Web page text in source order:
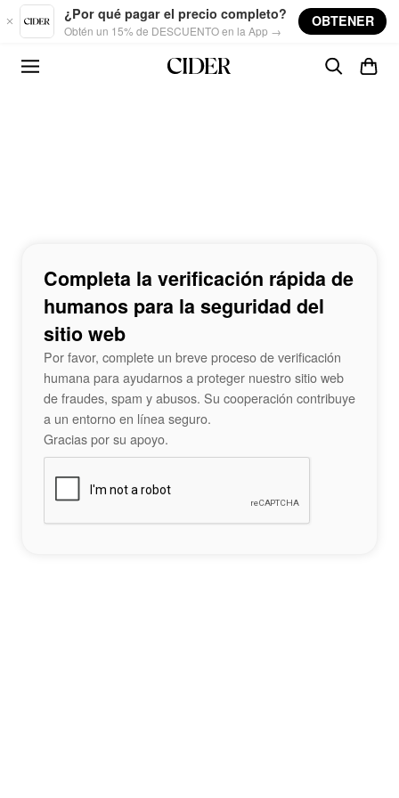
Skip to main content
¿Por qué pagar el precio completo?
Obtén un 15% de DESCUENTO en la App →
OBTENER
Completa la verificación rápida de
humanos para la seguridad del
sitio web
Por favor, complete un breve proceso de verificación
humana para ayudarnos a proteger nuestro sitio web
de fraudes, spam y abusos. Su cooperación contribuye
a un entorno en línea seguro.
Gracias por su apoyo.